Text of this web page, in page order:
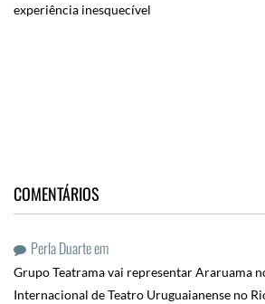
experiência inesquecível
COMENTÁRIOS
Perla Duarteem
Grupo Teatrama vai representar Araruama
Internacional de Teatro Uruguaianense no